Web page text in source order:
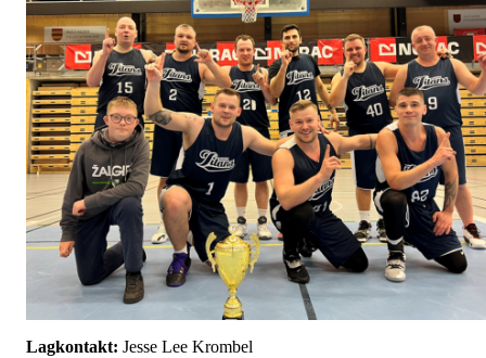
Lagkontakt: Jesse Lee Krombel